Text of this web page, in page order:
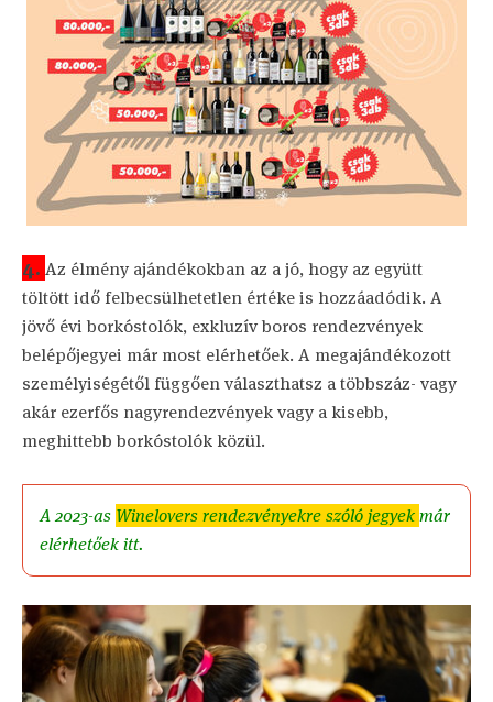
4. Az élmény ajándékokban az a jó, hogy az együtt
töltött idő felbecsülhetetlen értéke is hozzáadódik. A
jövő évi borkóstolók, exkluzív boros rendezvények
belépőjegyei már most elérhetőek. A megajándékozott
személyiségétől függően választhatsz a többszáz- vagy
akár ezerfős nagyrendezvények vagy a kisebb,
meghittebb borkóstolók közül.
A 2023-as Winelovers rendezvényekre szóló jegyekmár
elérhetőek itt.